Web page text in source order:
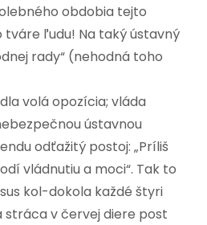
obdobia tejto
tváre ľudu! Na taký ústavný
rady“ (nehodná toho
volá opozícia; vláda
ústavnou
odťažitý postoj: „Príliš
vládnutiu a moci“. Tak to
kol-dokola každé štyri
stráca v červej diere post